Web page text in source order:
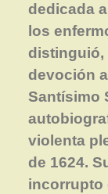
dedicada
los
distinguió,
devoción
Santísimo
violenta
de 1624.
incorrupto